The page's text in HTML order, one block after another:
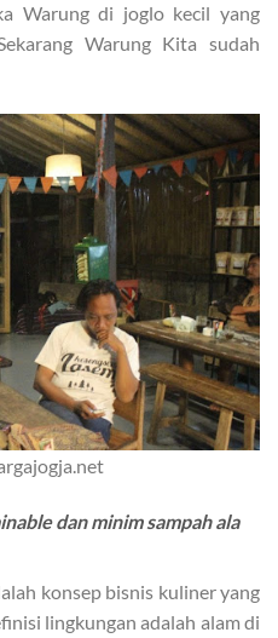
Warung di joglo kecil yang
Warung Kita sudah
dan minim sampah ala
konsep bisnis kuliner yang
lingkungan adalah alam di